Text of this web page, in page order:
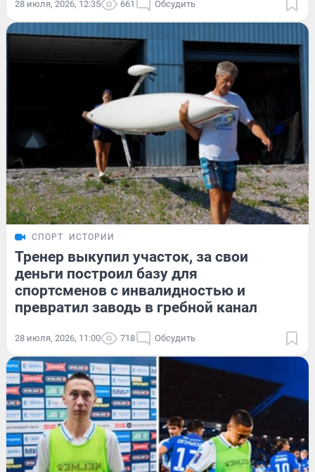
28 июля, 2026, 12:35 661 Обсудить
СПОРТ ИСТОРИИ
Тренер выкупил участок, за свои
деньги построил базу для
спортсменов с инвалидностью и
превратил заводь в гребной канал
28 июля, 2026, 11:00 718 Обсудить